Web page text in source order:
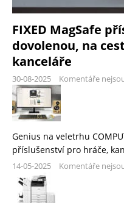
FIXED MagSafe
dovolenou, na
kanceláře
30-08-2025 Komentáře
Genius na veletrhu
příslušenství pro hráče,
14-05-2025 Komentáře